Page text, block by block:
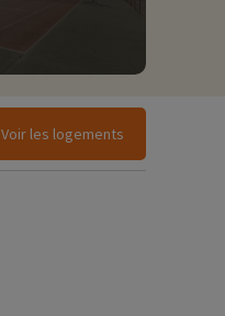
Voir les logements